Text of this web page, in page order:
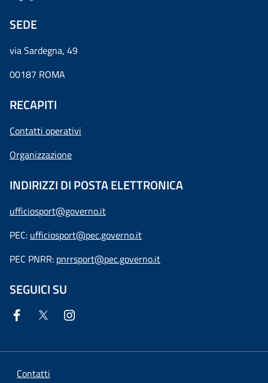
SEDE
via Sardegna, 49
00187 ROMA
RECAPITI
Contatti operativi
Organizzazione
INDIRIZZI DI POSTA ELETTRONICA
ufficiosport@governo.it
PEC: ufficiosport@pec.governo.it
PEC PNRR: pnrrsport@pec.governo.it
SEGUICI SU
Contatti